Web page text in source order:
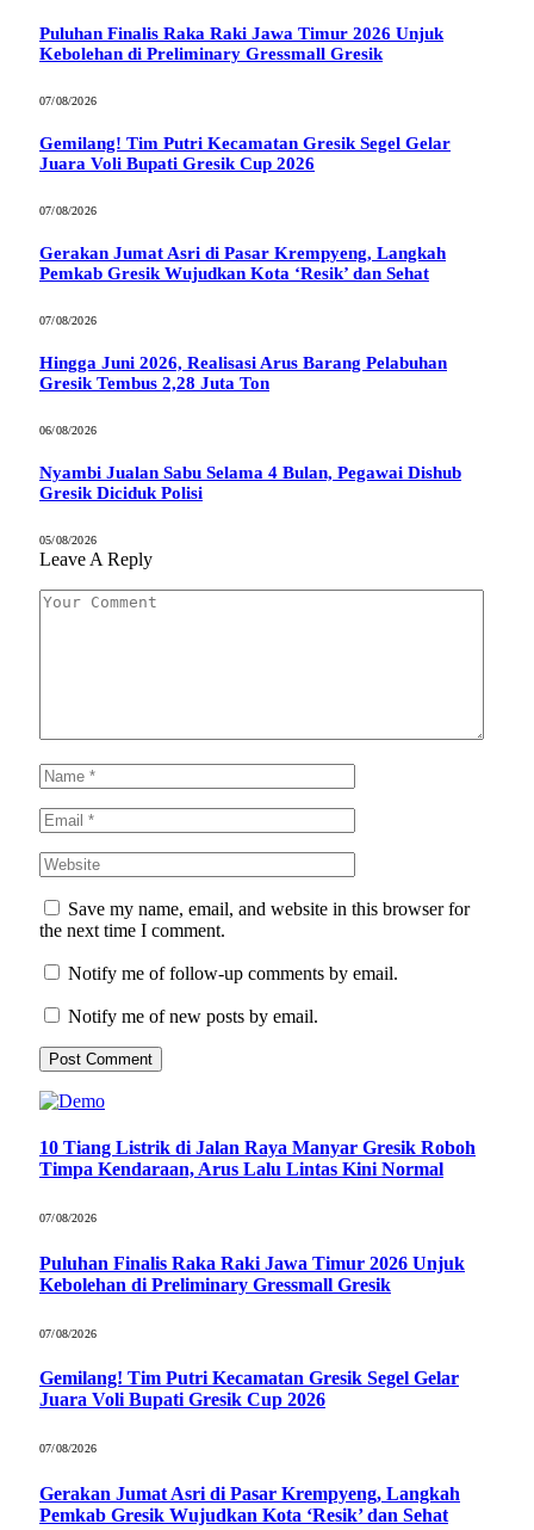
Puluhan Finalis Raka Raki Jawa Timur 2026 Unjuk
Kebolehan di Preliminary Gressmall Gresik
07/08/2026
Gemilang! Tim Putri Kecamatan Gresik Segel Gelar
Juara Voli Bupati Gresik Cup 2026
07/08/2026
Gerakan Jumat Asri di Pasar Krempyeng, Langkah
Pemkab Gresik Wujudkan Kota ‘Resik’ dan Sehat
07/08/2026
Hingga Juni 2026, Realisasi Arus Barang Pelabuhan
Gresik Tembus 2,28 Juta Ton
06/08/2026
Nyambi Jualan Sabu Selama 4 Bulan, Pegawai Dishub
Gresik Diciduk Polisi
05/08/2026
Leave A Reply
Save my name, email, and website in this browser for
the next time I comment.
Notify me of follow-up comments by email.
Notify me of new posts by email.
10 Tiang Listrik di Jalan Raya Manyar Gresik Roboh
Timpa Kendaraan, Arus Lalu Lintas Kini Normal
07/08/2026
Puluhan Finalis Raka Raki Jawa Timur 2026 Unjuk
Kebolehan di Preliminary Gressmall Gresik
07/08/2026
Gemilang! Tim Putri Kecamatan Gresik Segel Gelar
Juara Voli Bupati Gresik Cup 2026
07/08/2026
Gerakan Jumat Asri di Pasar Krempyeng, Langkah
Pemkab Gresik Wujudkan Kota ‘Resik’ dan Sehat